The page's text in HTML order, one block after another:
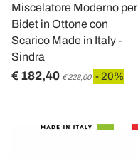
Miscelatore Moderno per
Bidet in Ottone con
Scarico Made in Italy -
Sindra
€ 182,40 € 228,00 - 20%